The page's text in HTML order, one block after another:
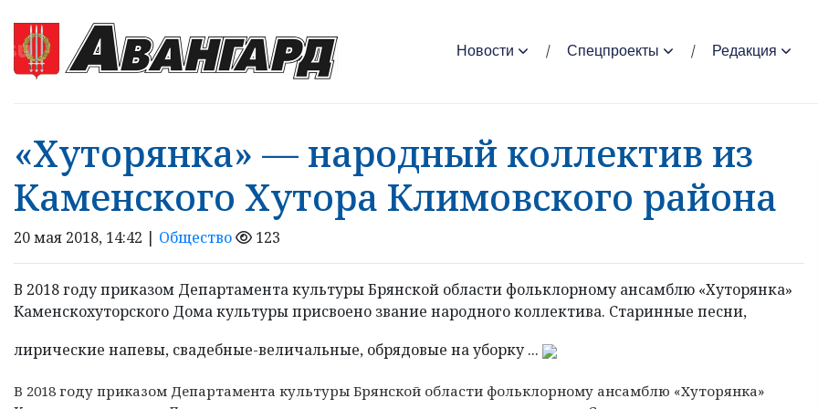
Новости Спецпроекты Редакция
«Хуторянка» — народный коллектив из
Каменского Хутора Климовского района
20 мая 2018, 14:42 | Общество 123
В 2018 году приказом Департамента культуры Брянской области фольклорному ансамблю «Хуторянка»
Каменскохуторского Дома культуры присвоено звание народного коллектива. Старинные песни,
лирические напевы, свадебные-величальные, обрядовые на уборку ...
В 2018 году приказом Департамента культуры Брянской области фольклорному ансамблю «Хуторянка»